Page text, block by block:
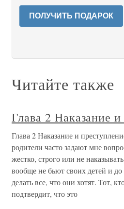
ПОЛУЧИТЬ ПОДАРОК
Читайте также
Глава 2 Наказание
Глава 2 Наказание и
родители часто задают мне
жестко, строго или не
вообще не бьют своих детей и
делать все, что они хотят. Тот,
подтвердит, что это